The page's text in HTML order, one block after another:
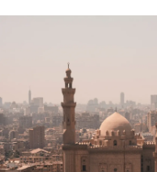
全球合同工入职与管理
PEO
外包复杂雇佣任务
了解我们的竞争优势
成长阶段
初创企业
为成长型企业量身打
合同工薪酬结算计
探索全球合同工的结算
通过 REMOTE 学习
中文（简体）
Nederlands
Français